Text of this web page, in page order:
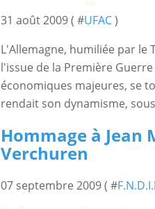
31 août 2009 ( #UFAC)
L'Allemagne, humiliée par le
l'issue de la Première
économiques majeures, se
rendait son dynamisme,
Hommage à Jean
Verchuren
07 septembre 2009 ( #